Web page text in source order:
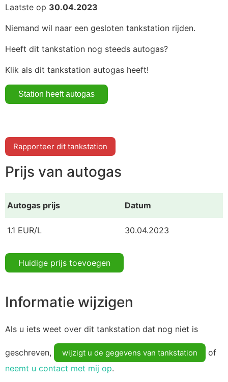
Laatste op 30.04.2023
Niemand wil naar een gesloten tankstation rijden.
Heeft dit tankstation nog steeds autogas?
Klik als dit tankstation autogas heeft!
Rapporteer dit tankstation
Prijs van autogas
Autogas prijs Datum
1.1 EUR/L 30.04.2023
Huidige prijs toevoegen
Informatie wijzigen
Als u iets weet over dit tankstation dat nog niet is
geschreven, wijzigt u de gegevens van tankstation
of
neemt u contact met mij op.